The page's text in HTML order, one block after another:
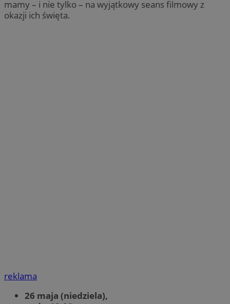
mamy – i nie tylko – na wyjątkowy seans filmowy z
okazji ich święta.
reklama
26 maja (niedziela),